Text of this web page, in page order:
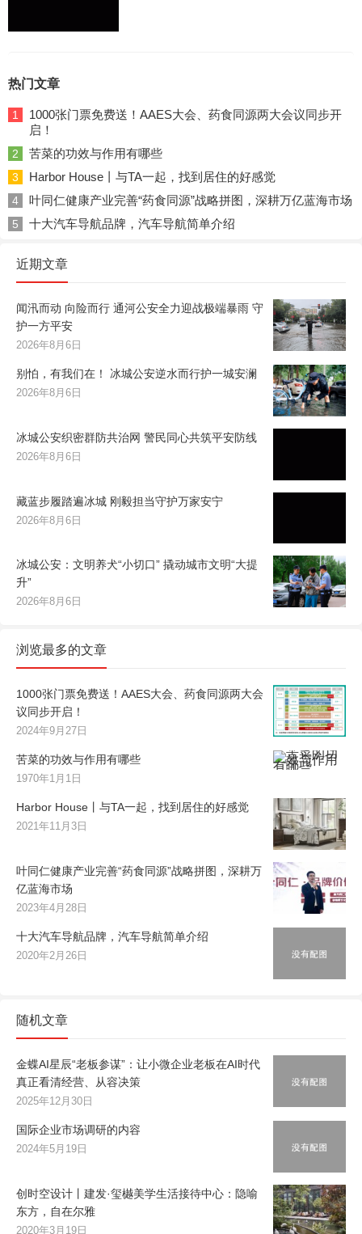
热门文章
1
1000张门票免费送！AAES大会、药食同源两大会议同步开
启！
2 苦菜的功效与作用有哪些
3 Harbor House丨与TA一起，找到居住的好感觉
4 叶同仁健康产业完善“药食同源”战略拼图，深耕万亿蓝海市场
5 十大汽车导航品牌，汽车导航简单介绍
近期文章
闻汛而动 向险而行 通河公安全力迎战极端暴雨 守
护一方平安
2026年8月6日
别怕，有我们在！ 冰城公安逆水而行护一城安澜
2026年8月6日
冰城公安织密群防共治网 警民同心共筑平安防线
2026年8月6日
藏蓝步履踏遍冰城 刚毅担当守护万家安宁
2026年8月6日
冰城公安：文明养犬“小切口” 撬动城市文明“大提
升”
2026年8月6日
浏览最多的文章
1000张门票免费送！AAES大会、药食同源两大会
议同步开启！
2024年9月27日
苦菜的功效与作用有哪些
1970年1月1日
Harbor House丨与TA一起，找到居住的好感觉
2021年11月3日
叶同仁健康产业完善“药食同源”战略拼图，深耕万
亿蓝海市场
2023年4月28日
十大汽车导航品牌，汽车导航简单介绍
2020年2月26日
随机文章
金蝶AI星辰“老板参谋”：让小微企业老板在AI时代
真正看清经营、从容决策
2025年12月30日
国际企业市场调研的内容
2024年5月19日
创时空设计丨建发·玺樾美学生活接待中心：隐喻
东方，自在尔雅
2020年3月19日